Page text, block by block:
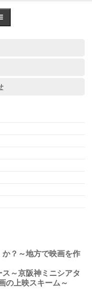
次世代映画ショーケース』レ
ョーケース』
る：制作者の
？～地方で映画を作
～京阪神ミニシアタ
の上映スキーム～